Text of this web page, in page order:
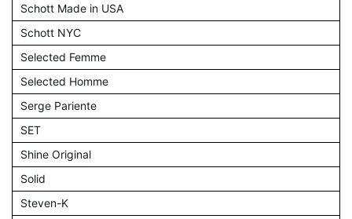
Schott Made in USA
Schott NYC
Selected Femme
Selected Homme
Serge Pariente
SET
Shine Original
Solid
Steven-K